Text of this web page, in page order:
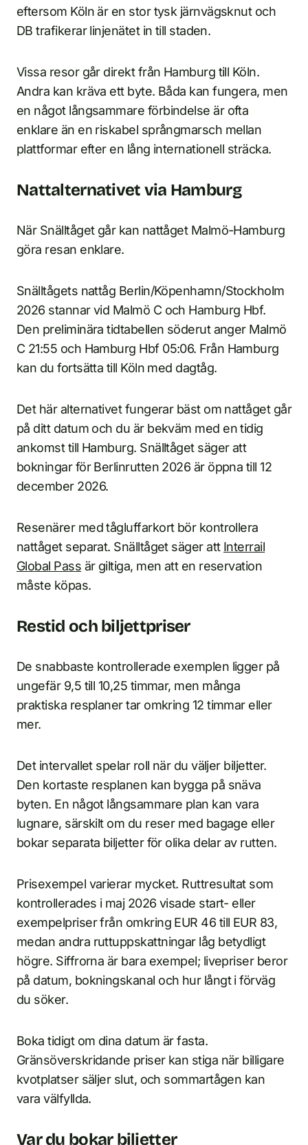
eftersom Köln är en stor tysk järnvägsknut och
DB trafikerar linjenätet in till staden.
Vissa resor går direkt från Hamburg till Köln.
Andra kan kräva ett byte. Båda kan fungera, men
en något långsammare förbindelse är ofta
enklare än en riskabel språngmarsch mellan
plattformar efter en lång internationell sträcka.
Nattalternativet via Hamburg
När Snälltåget går kan nattåget Malmö-Hamburg
göra resan enklare.
Snälltågets nattåg Berlin/Köpenhamn/Stockholm
2026 stannar vid Malmö C och Hamburg Hbf.
Den preliminära tidtabellen söderut anger Malmö
C 21:55 och Hamburg Hbf 05:06. Från Hamburg
kan du fortsätta till Köln med dagtåg.
Det här alternativet fungerar bäst om nattåget går
på ditt datum och du är bekväm med en tidig
ankomst till Hamburg. Snälltåget säger att
bokningar för Berlinrutten 2026 är öppna till 12
december 2026.
Resenärer med tågluffarkort bör kontrollera
nattåget separat. Snälltåget säger att Interrail
Global Pass är giltiga, men att en reservation
måste köpas.
Restid och biljettpriser
De snabbaste kontrollerade exemplen ligger på
ungefär 9,5 till 10,25 timmar, men många
praktiska resplaner tar omkring 12 timmar eller
mer.
Det intervallet spelar roll när du väljer biljetter.
Den kortaste resplanen kan bygga på snäva
byten. En något långsammare plan kan vara
lugnare, särskilt om du reser med bagage eller
bokar separata biljetter för olika delar av rutten.
Prisexempel varierar mycket. Ruttresultat som
kontrollerades i maj 2026 visade start- eller
exempelpriser från omkring EUR 46 till EUR 83,
medan andra ruttuppskattningar låg betydligt
högre. Siffrorna är bara exempel; livepriser beror
på datum, bokningskanal och hur långt i förväg
du söker.
Boka tidigt om dina datum är fasta.
Gränsöverskridande priser kan stiga när billigare
kvotplatser säljer slut, och sommartågen kan
vara välfyllda.
Var du bokar biljetter